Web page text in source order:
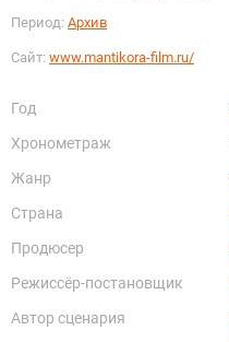
Период: Архив
Сайт: www.mantikora-film.ru/
Год
Хронометраж
Жанр
Страна
Продюсер
Режиссёр-постановщик
Автор сценария